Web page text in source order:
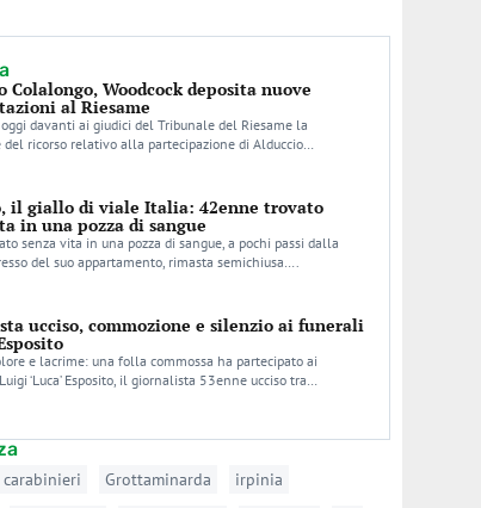
Colalongo, Woodcock deposita nuove
al Riesame
davanti ai giudici del Tribunale del Riesame la
del ricorso relativo alla partecipazione di Alduccio…
il giallo di viale Italia: 42enne trovato
in una pozza di sangue
senza vita in una pozza di sangue, a pochi passi dalla
del suo appartamento, rimasta semichiusa….
ucciso, commozione e silenzio ai funerali
e lacrime: una folla commossa ha partecipato ai
‘Luca’ Esposito, il giornalista 53enne ucciso tra…
carabinieri Grottaminarda
irpinia